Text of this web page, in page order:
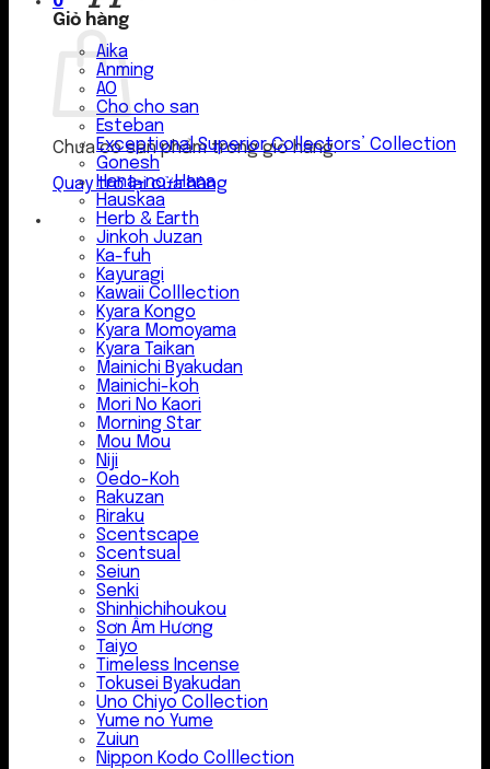
Giỏ hàng
Chưa có sản phẩm trong giỏ hàng.
Quay trở lại cửa hàng
Aika
Anming
AO
Cho cho san
Esteban
Exceptional Superior Collectors’ Collection
Gonesh
Hana-no-Hana
Hauskaa
Herb & Earth
Jinkoh Juzan
Ka-fuh
Kayuragi
Kawaii Colllection
Kyara Kongo
Kyara Momoyama
Kyara Taikan
Mainichi Byakudan
Mainichi-koh
Mori No Kaori
Morning Star
Mou Mou
Niji
Oedo-Koh
Rakuzan
Riraku
Scentscape
Scentsual
Seiun
Senki
Shinhichihoukou
Sơn Âm Hương
Taiyo
Timeless Incense
Tokusei Byakudan
Uno Chiyo Collection
Yume no Yume
Zuiun
Nippon Kodo Colllection